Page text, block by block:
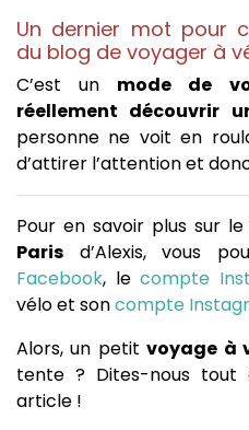
Un dernier mot pour
du blog de voyager à
C’est un mode de
réellement découvrir
personne ne voit en
d’attirer l’attention et
Pour en savoir plus sur
Paris d’Alexis, vous
Facebook, lecompte
vélo et soncompte
Alors, un petitvoyage à
tente ? Dites-nous
article !